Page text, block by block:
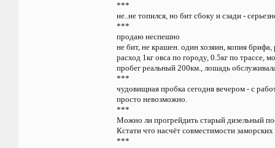
***
не..не топился, но бит сбоку и сзади -
***
продаю неспешно
не бит, не крашен. один хозяин, копия
расход 1кг овса по городу, 0.5кг по трассе,
пробег реальный 200км., лошадь
***
чудовищная пробка сегодня вечером - с
просто невозможно.
***
Можно ли прогрейдить старый дизельный
Кстати что насчёт совместимости
***